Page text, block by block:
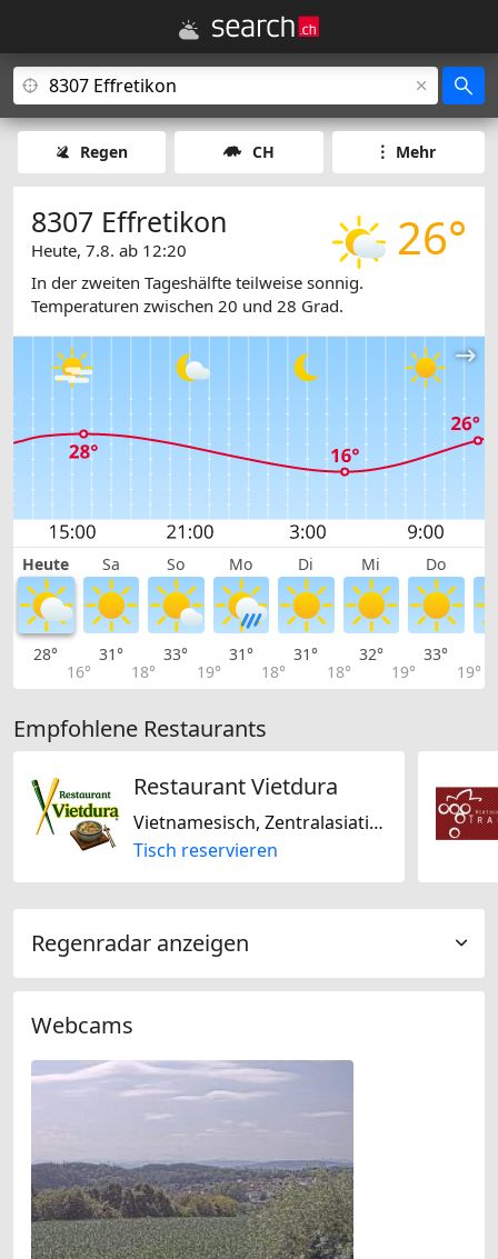
Regen CH Mehr
26°
8307 Effretikon
Heute, 7.8. ab 12:20
In der zweiten Tageshälfte teilweise sonnig.
Temperaturen zwischen 20 und 28 Grad.
Heute Sa So Mo Di Mi Do
28°
16°
31°
18°
33°
19°
31°
18°
31°
18°
32°
19°
33°
19°
Empfohlene Restaurants
Restaurant Vietdura
Vietnamesisch, Zentralasiatisch, Glutenfrei, Laktosefrei
Tisch reservieren
Regenradar anzeigen
Webcams